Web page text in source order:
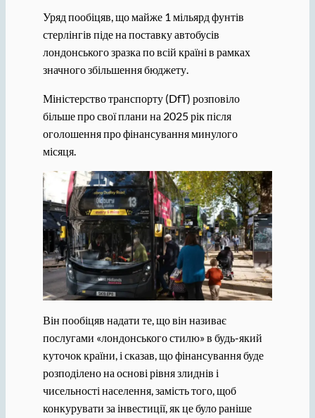
Уряд пообіцяв, що майже 1 мільярд фунтів
стерлінгів піде на поставку автобусів
лондонського зразка по всій країні в рамках
значного збільшення бюджету.
Міністерство транспорту (DfT) розповіло
більше про свої плани на 2025 рік після
оголошення про фінансування минулого
місяця.
Він пообіцяв надати те, що він називає
послугами «лондонського стилю» в будь-який
куточок країни, і сказав, що фінансування буде
розподілено на основі рівня злиднів і
чисельності населення, замість того, щоб
конкурувати за інвестиції, як це було раніше